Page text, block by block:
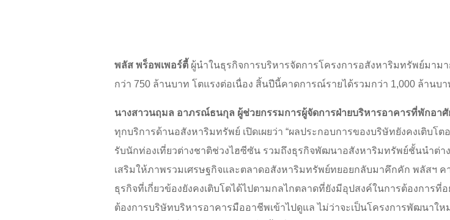
พลัส พร็อพเพอร์ตี้ ผู้นำในธุรกิจการบริหารจัดการโครงการอสังหาริมทรัพย์มาม
กว่า 750 ล้านบาท โตแรงต่อเนื่อง สิ้นปีนี้คาดการณ์รายได้รวมกว่า 1,000 ล้านบ
นางสาวนฤมล อาภรณ์ธนกุล ผู้ช่วยกรรมการผู้จัดการฝ่ายบริหารอาคารที่พักอา
ทุกบริการด้านอสังหาริมทรัพย์ เปิดเผยว่า “ผลประกอบการของบริษัทยังคงเติบโ
รับนักท่องเที่ยวต่างชาติช่วงไฮซีซัน รวมถึงธุรกิจพัฒนาอสังหาริมทรัพย์ชั้นนำต่
เสริมให้ภาพรวมเศรษฐกิจและตลาดอสังหาริมทรัพย์ทยอยกลับมาคึกคัก พลัสฯ ค
ธุรกิจที่เกี่ยวข้องยังคงเติบโตได้ไปตามกลไกตลาดที่ยังมีอุปสงค์ในการต้องการ
ต้องการบริษัทบริหารอาคารมืออาชีพเข้าไปดูแล ไม่ว่าจะเป็นโครงการพัฒนา